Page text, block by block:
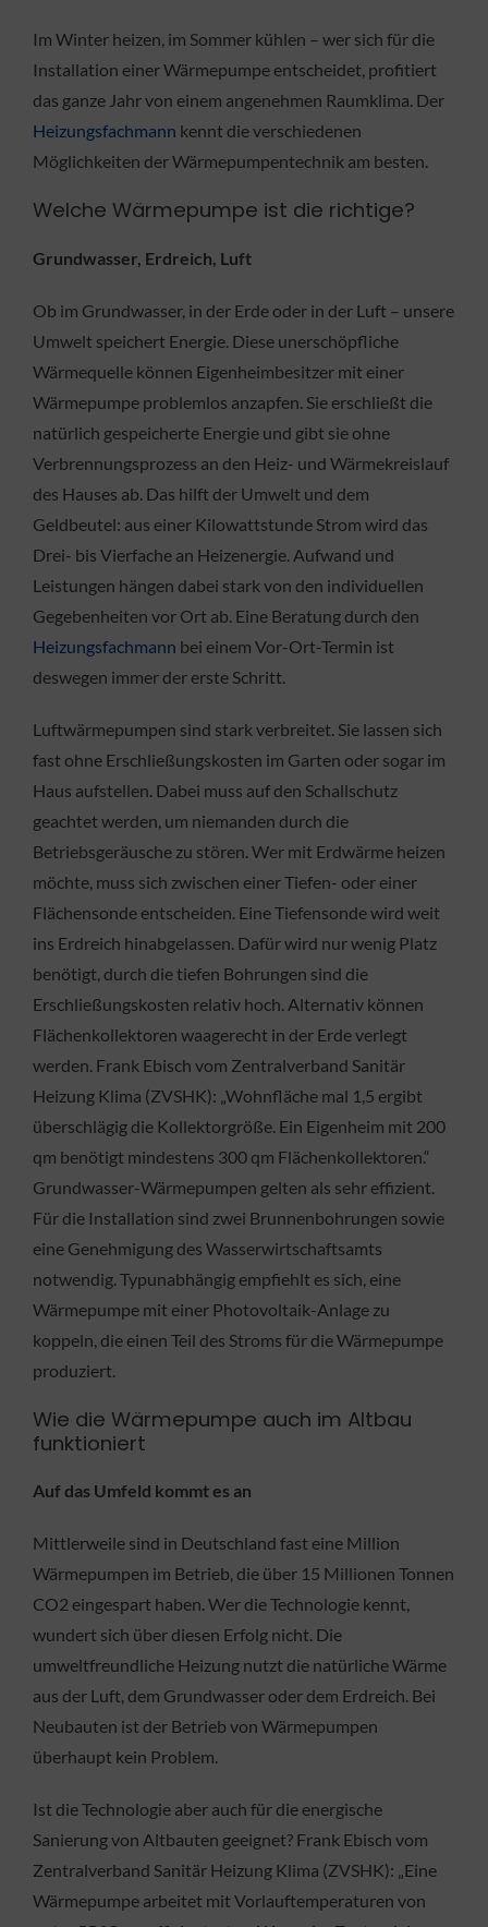
Im Winter heizen, im Sommer kühlen – wer sich für die
Installation einer Wärmepumpe entscheidet, profitiert
das ganze Jahr von einem angenehmen Raumklima. Der
Heizungsfachmann kennt die verschiedenen
Möglichkeiten der Wärmepumpentechnik am besten.
Welche Wärmepumpe ist die richtige?
Grundwasser, Erdreich, Luft
Ob im Grundwasser, in der Erde oder in der Luft – unsere
Umwelt speichert Energie. Diese unerschöpfliche
Wärmequelle können Eigenheimbesitzer mit einer
Wärmepumpe problemlos anzapfen. Sie erschließt die
natürlich gespeicherte Energie und gibt sie ohne
Verbrennungsprozess an den Heiz- und Wärmekreislauf
des Hauses ab. Das hilft der Umwelt und dem
Geldbeutel: aus einer Kilowattstunde Strom wird das
Drei- bis Vierfache an Heizenergie. Aufwand und
Leistungen hängen dabei stark von den individuellen
Gegebenheiten vor Ort ab. Eine Beratung durch den
Heizungsfachmann bei einem Vor-Ort-Termin ist
deswegen immer der erste Schritt.
Luftwärmepumpen sind stark verbreitet. Sie lassen sich
fast ohne Erschließungskosten im Garten oder sogar im
Haus aufstellen. Dabei muss auf den Schallschutz
geachtet werden, um niemanden durch die
Betriebsgeräusche zu stören. Wer mit Erdwärme heizen
möchte, muss sich zwischen einer Tiefen- oder einer
Flächensonde entscheiden. Eine Tiefensonde wird weit
ins Erdreich hinabgelassen. Dafür wird nur wenig Platz
benötigt, durch die tiefen Bohrungen sind die
Erschließungskosten relativ hoch. Alternativ können
Flächenkollektoren waagerecht in der Erde verlegt
werden. Frank Ebisch vom Zentralverband Sanitär
Heizung Klima (ZVSHK): „Wohnfläche mal 1,5 ergibt
überschlägig die Kollektorgröße. Ein Eigenheim mit 200
qm benötigt mindestens 300 qm Flächenkollektoren.“
Grundwasser-Wärmepumpen gelten als sehr effizient.
Für die Installation sind zwei Brunnenbohrungen sowie
eine Genehmigung des Wasserwirtschaftsamts
notwendig. Typunabhängig empfiehlt es sich, eine
Wärmepumpe mit einer Photovoltaik-Anlage zu
koppeln, die einen Teil des Stroms für die Wärmepumpe
produziert.
Wie die Wärmepumpe auch im Altbau
funktioniert
Auf das Umfeld kommt es an
Mittlerweile sind in Deutschland fast eine Million
Wärmepumpen im Betrieb, die über 15 Millionen Tonnen
CO2 eingespart haben. Wer die Technologie kennt,
wundert sich über diesen Erfolg nicht. Die
umweltfreundliche Heizung nutzt die natürliche Wärme
aus der Luft, dem Grundwasser oder dem Erdreich. Bei
Neubauten ist der Betrieb von Wärmepumpen
überhaupt kein Problem.
Ist die Technologie aber auch für die energische
Sanierung von Altbauten geeignet? Frank Ebisch vom
Zentralverband Sanitär Heizung Klima (ZVSHK): „Eine
Wärmepumpe arbeitet mit Vorlauftemperaturen von